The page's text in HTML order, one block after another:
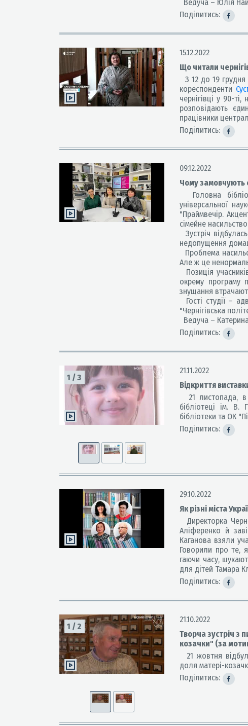
Ведуча – Юлія
Поділитись:
15.12.2022
Що читали
З 12 до 19 грудня
кореспонденти
чернігівці у 90-
розповідають
працівники
Поділитись:
09.12.2022
Чому замовчують
Головна
універсальної
"Праймвечір.
сімейне
Зустріч
недопущення
Проблема
Але ж це
Позиція
окрему програму
знущання
Гості студії –
"Чернігівська
Ведуча –
Поділитись:
1 /3
21.11.2022
Відкриття
21 листопада, в
бібліотеці ім. В.
бібліотеки та ОК
Поділитись:
29.10.2022
Як різні міста
Директорка
Аліференко й
Каганова взяли
Говорили про те,
гаючи часу,
для дітей Тамара
Поділитись:
1 / 2
21.10.2022
Творча зустріч з
козачки" (за
21 жовтня
доля матері-
Поділитись: